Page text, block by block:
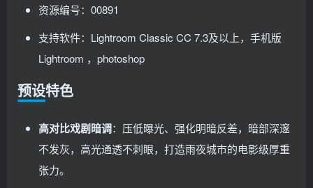
资源编号：00891
支持软件：Lightroom Classic CC 7.3及以上，手机版
Lightroom ，photoshop
预设特色
高对比戏剧暗调：压低曝光、强化明暗反差，暗部深邃
不发灰，高光通透不刺眼，打造雨夜城市的电影级厚重
张力。